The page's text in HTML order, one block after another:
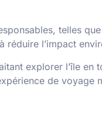
telles
l’impact
explorer l’île
de voyage